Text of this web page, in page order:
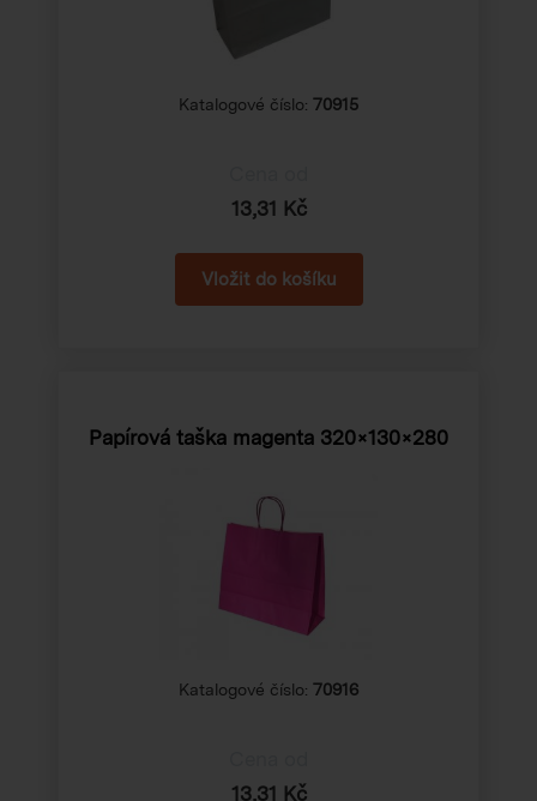
Katalogové číslo: 70915
13,31 Kč
Papírová taška magenta 320×130×280
Katalogové číslo: 70916
13,31 Kč